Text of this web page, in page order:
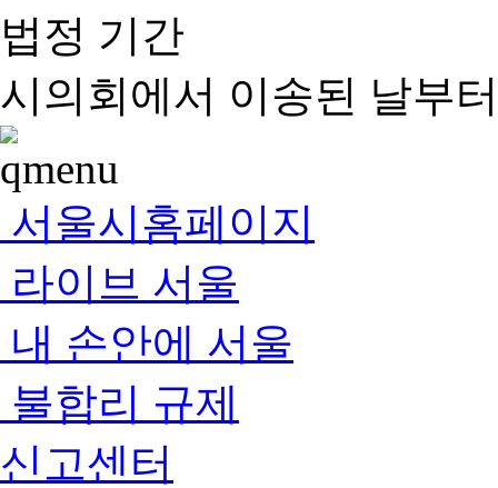
법정 기간
시의회에서 이송된 날부
서울시홈페이지
라이브 서울
내 손안에 서울
불합리 규제
신고센터